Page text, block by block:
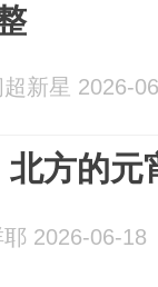
新星 2026-
北方的元
耶 2026-06-18